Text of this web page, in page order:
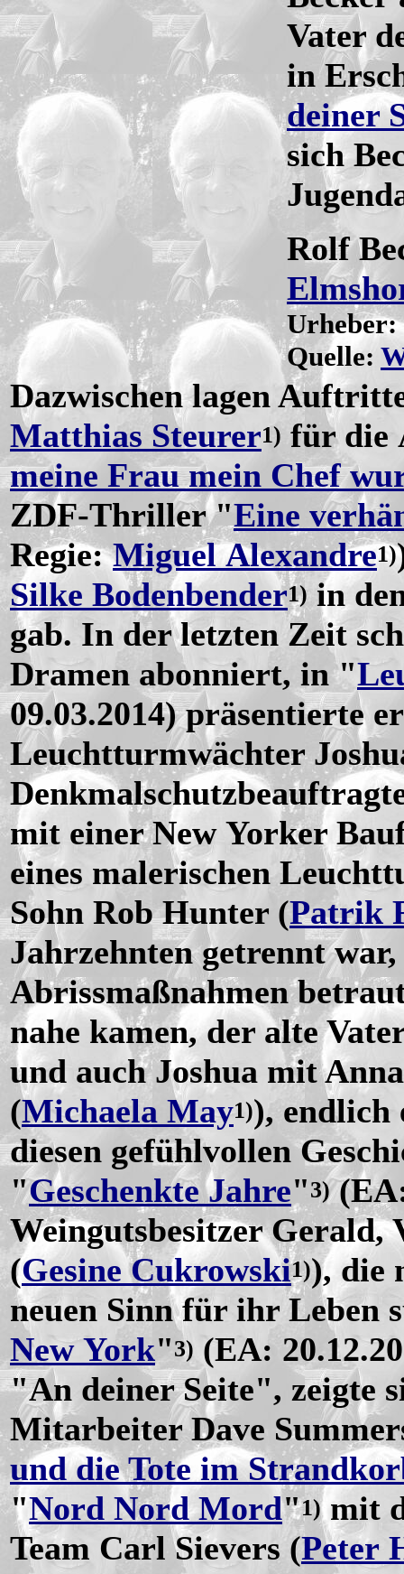
Vater
in
deiner
sich
Rolf
Urheber:
Quelle:
Dazwischen lagen
Matthias Steurer1) für die
meine Frau mein Chef
ZDF-Thriller "Eine
Regie:Miguel Alexandre1)
Silke Bodenbender1)in
gab. In der letzten Zeit
Dramen abonniert, in "
09.03.2014) präsentierte
Leuchtturmwächter
mit einer New Yorker
eines malerischen
Sohn Rob Hunter (Patrik
Jahrzehnten getrennt
Abrissmaßnahmen
nahe kamen, der alte
und auch Joshua mit
(Michaela May1)), endlich
diesen gefühlvollen
"Geschenkte Jahre"3)(EA:
Weingutsbesitzer Gerald,
(Gesine Cukrowski1)), die
neuen Sinn für ihr Leben
New York"3) (EA:
"An deiner Seite", zeigte
Mitarbeiter Dave
und die Tote im
"Nord Nord Mord"1)mit
Team Carl Sievers (Peter